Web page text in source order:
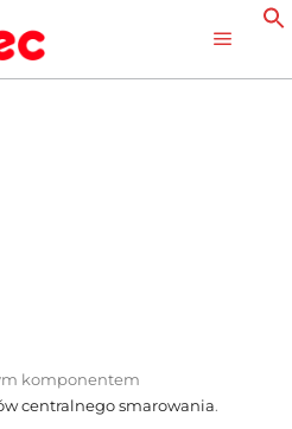
komponentem
centralnego smarowania.